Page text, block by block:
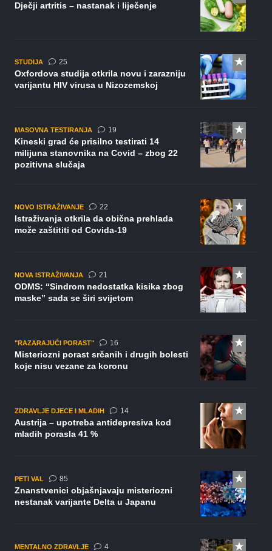
Dječji artritis – nastanak i liječenje
STUDIJA 25komentara
Oxfordova studija otkrila novu i zarazniju
varijantu HIV virusa u Nizozemskoj
MASOVNA TESTIRANJA 19komentara
Kineski grad će prisilno testirati 14
milijuna stanovnika na Covid – zbog 22
pozitivna slučaja
NOVO ISTRAŽIVANJE 22komentara
Istraživanja otkrila da obična prehlada
može zaštititi od Covida-19
NOVA ISTRAŽIVANJA 21
ODMS: “Sindrom nedostatka kisika zbog
maske” sada se širi svijetom
"RAZARAJUĆI PORAST" 16komentara
Misteriozni porast srčanih i drugih bolesti
koje nisu vezane za koronu
ZDRAVLJE DJECE I MLADIH 14komentara
Austrija – upotreba antidepresiva kod
mladih porasla 41 %
PETI VAL 85komentara
Znanstvenici objašnjavaju misteriozni
nestanak varijante Delta u Japanu
MENTALNO ZDRAVLJE 4komentara